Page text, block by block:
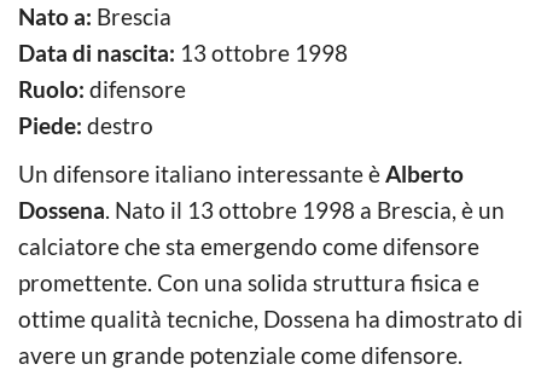
Nato a: Brescia
Data di nascita: 13 ottobre 1998
Ruolo: difensore
Piede: destro
Un difensore italiano interessante èAlberto
Dossena. Nato il 13 ottobre 1998 a Brescia, è un
calciatore che sta emergendo come difensore
promettente. Con una solida struttura fisica e
ottime qualità tecniche, Dossena ha dimostrato di
avere un grande potenziale come difensore.